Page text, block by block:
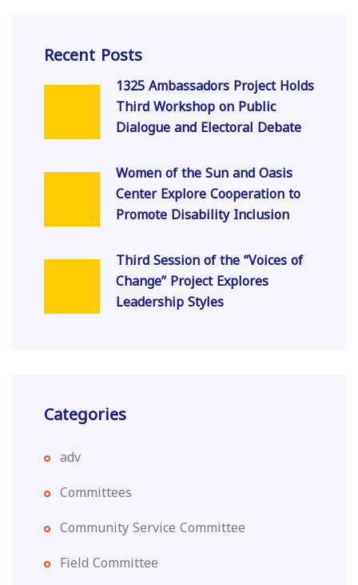
Recent Posts
1325 Ambassadors Project Holds
Third Workshop on Public
Dialogue and Electoral Debate
Women of the Sun and Oasis
Center Explore Cooperation to
Promote Disability Inclusion
Third Session of the “Voices of
Change” Project Explores
Leadership Styles
Categories
adv
Committees
Community Service Committee
Field Committee